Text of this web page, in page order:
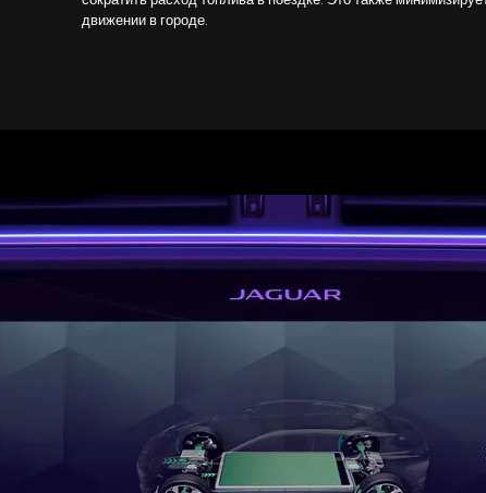
движении в городе.